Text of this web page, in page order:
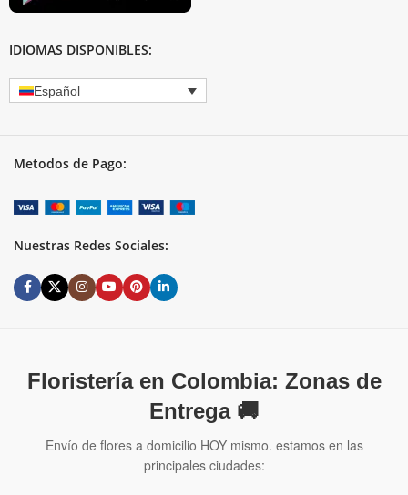
IDIOMAS DISPONIBLES:
Español
Metodos de Pago:
Nuestras Redes Sociales:
Floristería en Colombia: Zonas de
Entrega 🚚
Envío de flores a domicilio HOY mismo. estamos en las
principales ciudades: